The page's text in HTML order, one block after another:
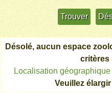
Désolé, aucun espace
critères
Localisation
Veuillez